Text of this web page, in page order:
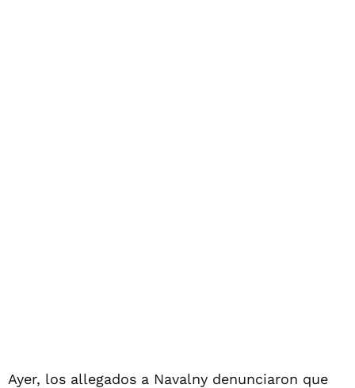
Ayer, los allegados a Navalny denunciaron que